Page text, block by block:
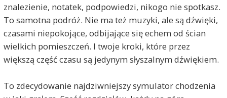
znalezienie, notatek, podpowiedzi, nikogo nie spotkasz.
To samotna podróż. Nie ma też muzyki, ale są dźwięki,
czasami niepokojące, odbijające się echem od ścian
wielkich pomieszczeń. I twoje kroki, które przez
większą część czasu są jedynym słyszalnym dźwiękiem.
To zdecydowanie najdziwniejszy symulator chodzenia